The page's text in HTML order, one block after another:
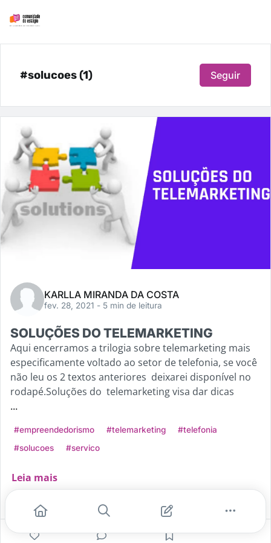
#solucoes (1) Seguir
KARLLA MIRANDA DA COSTA
fev. 28, 2021 - 5 min de leitura
SOLUÇÕES DO TELEMARKETING
Aqui encerramos a trilogia sobre telemarketing mais
especificamente voltado ao setor de telefonia, se você
não leu os 2 textos anteriores deixarei disponível no
rodapé.Soluções do telemarketing visa dar dicas
...
#empreendedorismo #telemarketing
#telefonia
#solucoes
#servico
Leia mais